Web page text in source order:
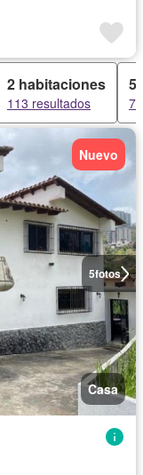
2 habitaciones
113 resultados
5
5fotos
Nuevo
Casa